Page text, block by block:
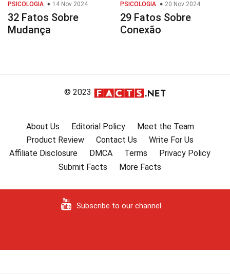
PSICOLOGIA 14 Nov 2024
32 Fatos Sobre
Mudança
PSICOLOGIA 20 Nov 2024
29 Fatos Sobre
Conexão
© 2023
About Us Editorial Policy
Meet the Team
Product Review
Contact Us
Write For Us
Affiliate Disclosure
DMCA Terms
Privacy Policy
Submit Facts
More Facts
Subscribe to our channel